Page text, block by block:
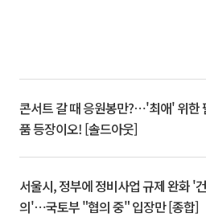
콘서트 갈 때 응원봉만?⋯'최애' 위한
품 등장이오! [솔드아웃]
서울시, 정부에 정비사업 규제 완화 '건
의'⋯국토부 "협의 중" 입장만 [종합]